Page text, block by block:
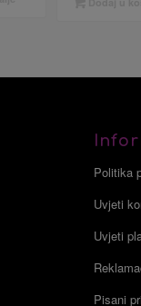
Politika
Uvjeti
Uvjeti
Pisani